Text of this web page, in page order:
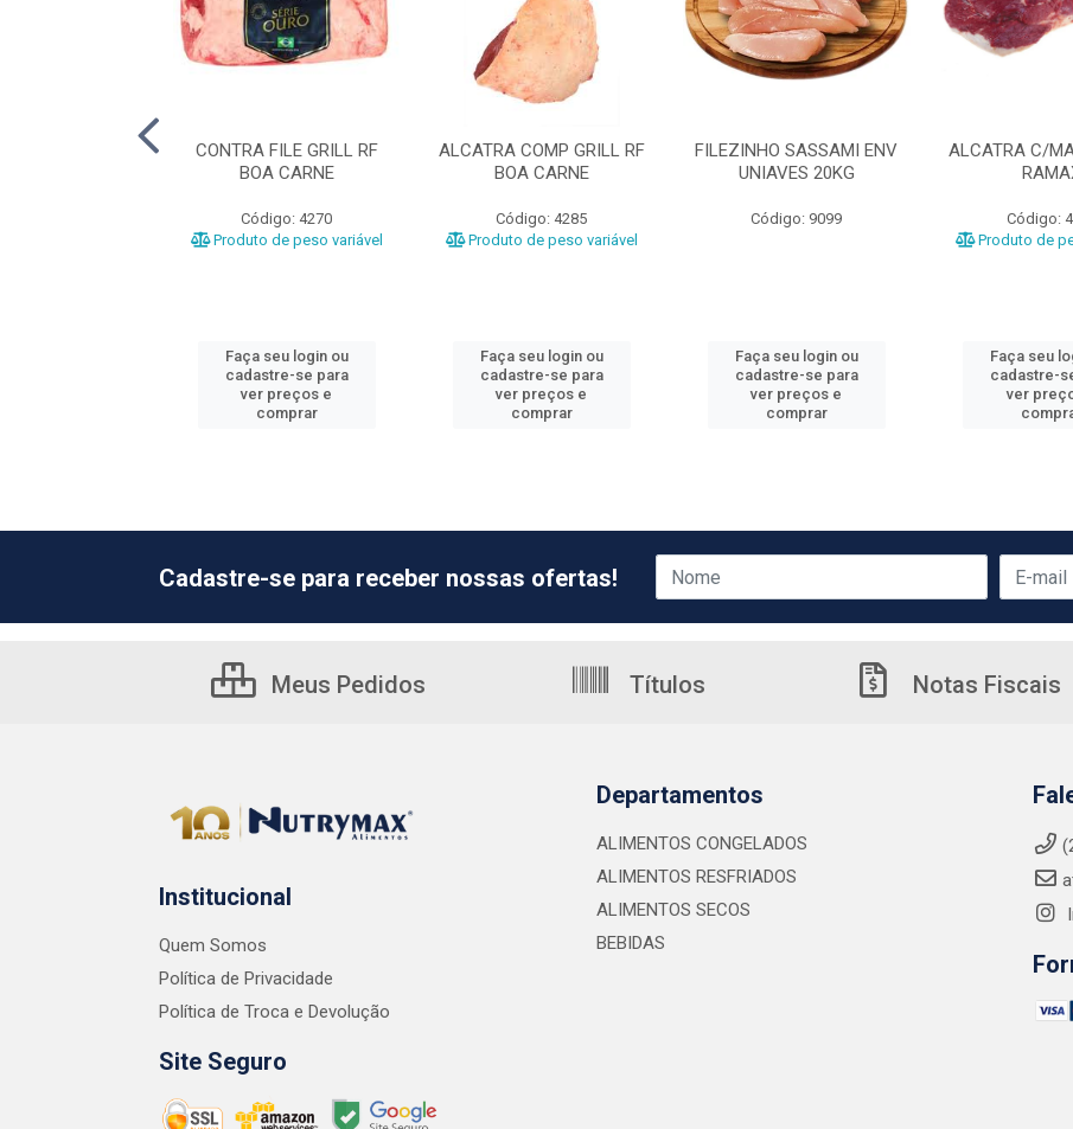
CONTRA FILE GRILL RF
BOA CARNE
Código: 4270
Produto de peso variável
Faça seu login ou
cadastre-se para
ver preços e
comprar
ALCATRA COMP GRILL RF
BOA CARNE
Código: 4285
Produto de peso variável
Faça seu login ou
cadastre-se para
ver preços e
comprar
FILEZINHO SASSAMI ENV
UNIAVES 20KG
Código: 9099
Faça seu login ou
cadastre-se para
ver preços e
comprar
ALCATRA C/
Código:
Produto de
Faça seu
cadastre-
ver
Cadastre-se para receber nossas ofertas!
Meus Pedidos Títulos Notas Fiscais
Institucional
Quem Somos
Política de Privacidade
Política de Troca e Devolução
Site Seguro
Departamentos
ALIMENTOS CONGELADOS
ALIMENTOS RESFRIADOS
ALIMENTOS SECOS
BEBIDAS